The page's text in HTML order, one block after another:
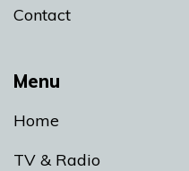
Menu
Home
TV & Radio
Contact